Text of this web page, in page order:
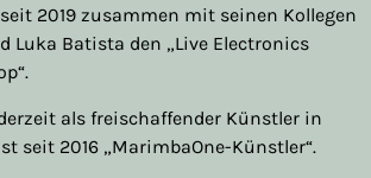
2019 zusammen mit seinen Kollegen
Luka Batista den „Live Electronics
als freischaffender Künstler in
seit 2016 „MarimbaOne-Künstler“.